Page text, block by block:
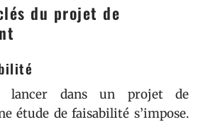
du projet de
lancer dans un projet de
étude de faisabilité s’impose.